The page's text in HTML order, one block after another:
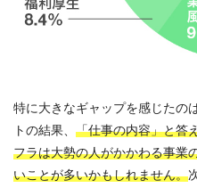
特に大きなギャップを感じたの
トの結果、 「仕事の内容」と答
フラは大勢の人がかかわる事業
いことが多いかもしれません。